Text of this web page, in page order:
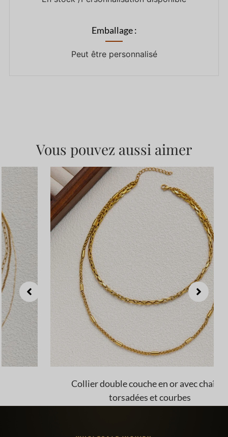
Emballage :
Peut être personnalisé
Vous pouvez aussi aimer
Collier double couche en or avec chaînes
torsadées et courbes